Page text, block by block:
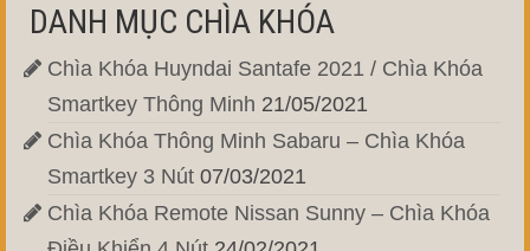
DANH MỤC CHÌA KHÓA
Chìa Khóa Huyndai Santafe 2021 / Chìa Khóa
Smartkey Thông Minh 21/05/2021
Chìa Khóa Thông Minh Sabaru – Chìa Khóa
Smartkey 3 Nút 07/03/2021
Chìa Khóa Remote Nissan Sunny – Chìa Khóa